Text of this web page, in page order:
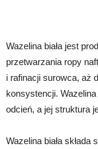
Wazelina biała jest
przetwarzania ropy
i rafinacji surowca, aż
konsystencji.
odcień, a jej struktura
Wazelina biała składa